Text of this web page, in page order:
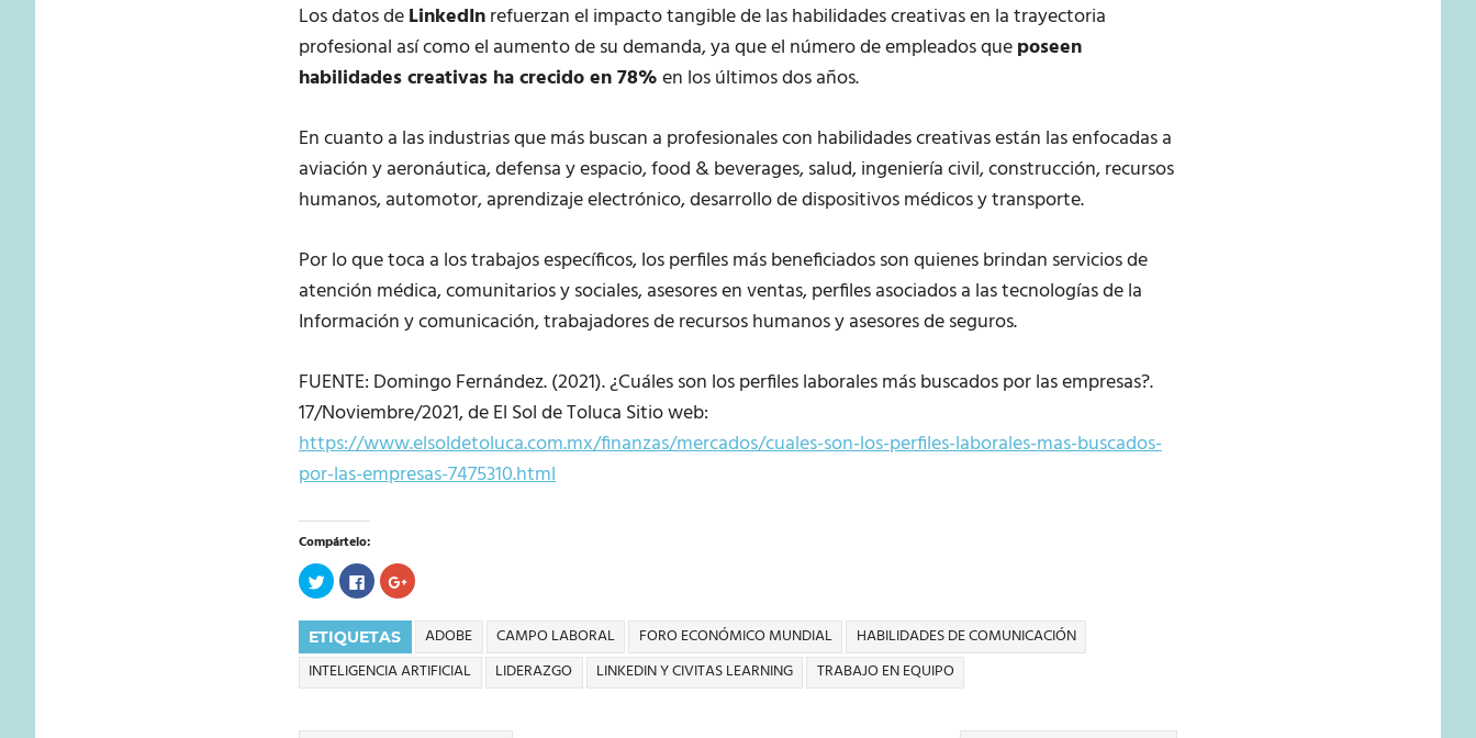
Los datos deLinkedInrefuerzan el impacto tangible de las habilidades creativas en la trayectoria
profesional así como el aumento de su demanda, ya que el número de empleados queposeen
habilidades creativas ha crecido en 78%en los últimos dos años.
En cuanto a las industrias que más buscan a profesionales con habilidades creativas están las enfocadas a
aviación y aeronáutica, defensa y espacio, food & beverages, salud, ingeniería civil, construcción, recursos
humanos, automotor, aprendizaje electrónico, desarrollo de dispositivos médicos y transporte.
Por lo que toca a los trabajos específicos, los perfiles más beneficiados son quienes brindan servicios de
atención médica, comunitarios y sociales, asesores en ventas, perfiles asociados a las tecnologías de la
Información y comunicación, trabajadores de recursos humanos y asesores de seguros.
FUENTE: Domingo Fernández. (2021). ¿Cuáles son los perfiles laborales más buscados por las empresas?.
17/Noviembre/2021, de El Sol de Toluca Sitio web:
https://www.elsoldetoluca.com.mx/finanzas/mercados/cuales-son-los-perfiles-laborales-mas-buscados-
por-las-empresas-7475310.html
Compártelo:
Haz
clic
para
compartir
en
Twitter
(Se
abre
Haz
clic
para
compartir
en
Facebook
(Se
abre
Haz
clic
compartir
Google+
(Se
abre
ETIQUETAS ADOBE CAMPO LABORAL FORO ECONÓMICO MUNDIAL
HABILIDADES DE COMUNICACIÓN
INTELIGENCIA ARTIFICIAL
LIDERAZGO LINKEDIN Y CIVITAS LEARNING TRABAJO EN EQUIPO